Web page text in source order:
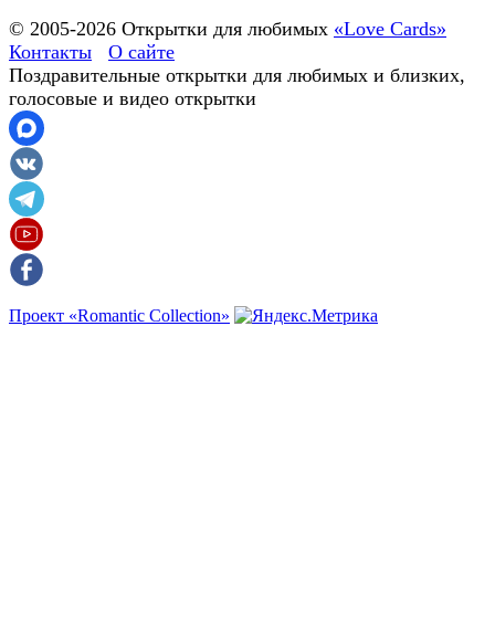
© 2005-2026 Открытки для любимых «Love Cards»
Контакты
О сайте
Поздравительные открытки для любимых и близких,
голосовые и видео открытки
Проект «Romantic Collection»